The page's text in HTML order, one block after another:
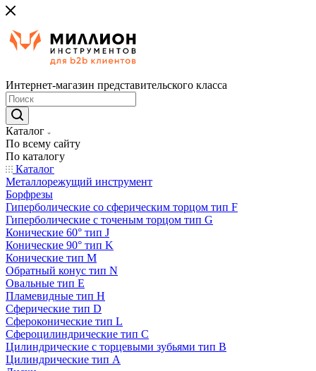
Интернет-магазин представительского класса
Каталог
По всему сайту
По каталогу
Каталог
Металлорежущий инструмент
Борфрезы
Гиперболические cо сферическим торцом тип F
Гиперболические с точеным торцом тип G
Конические 60° тип J
Конические 90° тип K
Конические тип M
Обратный конус тип N
Овальные тип E
Пламевидные тип H
Сферические тип D
Сфероконические тип L
Сфероцилиндрические тип C
Цилиндрические с торцевыми зубьями тип B
Цилиндрические тип А